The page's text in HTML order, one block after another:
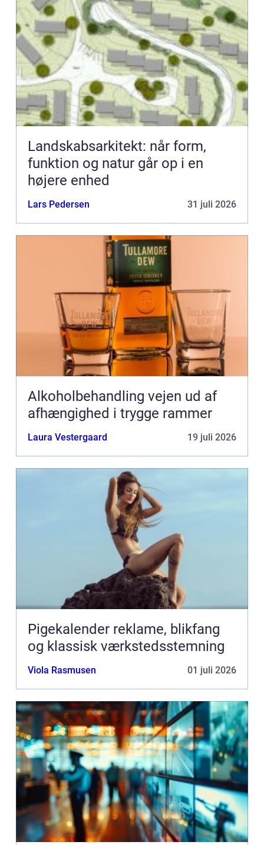
Landskabsarkitekt: når form,
funktion og natur går op i en
højere enhed
Lars Pedersen 31 juli 2026
Alkoholbehandling vejen ud af
afhængighed i trygge rammer
Laura Vestergaard 19 juli 2026
Pigekalender reklame, blikfang
og klassisk værkstedsstemning
Viola Rasmusen 01 juli 2026